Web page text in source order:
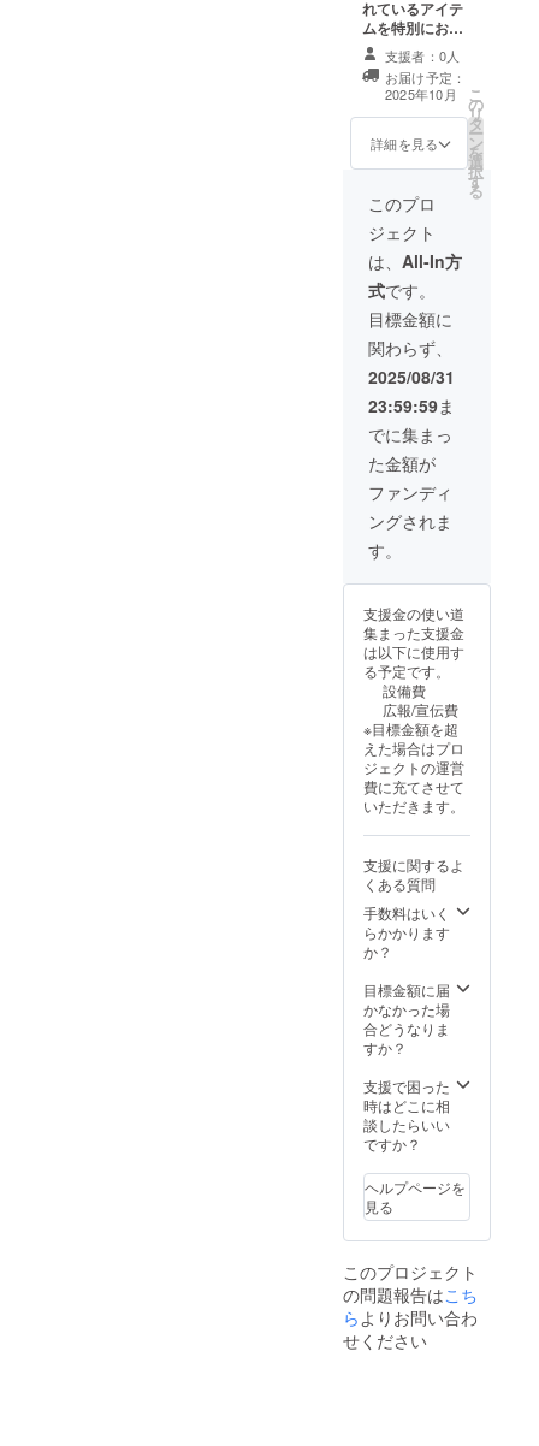
れているアイテ
ムを特別にお届
け(うきはオリジ
ナルキーホル
ダー) ・手書きの
感謝状 ・うきは
の風景写真のポ
ストカード
支援者：0人
お届け予定：
2025年10月
詳細を見る
こ
の
リ
タ
ー
ン
を
選
択
す
る
このプロ
ジェクト
は、 All-In方
式です。
目標金額に
関わらず、
2025/08/31
23:59:59ま
でに集まっ
た金額が
ファンディ
ングされま
す。
支援金の使い道
集まった支援金
は以下に使用す
る予定です。
設備費
広報/宣伝費
※目標金額を超
えた場合はプロ
ジェクトの運営
費に充てさせて
いただきます。
支援に関するよ
くある質問
手数料はいく
らかかります
か？
目標金額に届
かなかった場
合どうなりま
すか？
支援で困った
時はどこに相
談したらいい
ですか？
ヘルプページを
見る
このプロジェクト
の問題報告はこち
らよりお問い合わ
せください